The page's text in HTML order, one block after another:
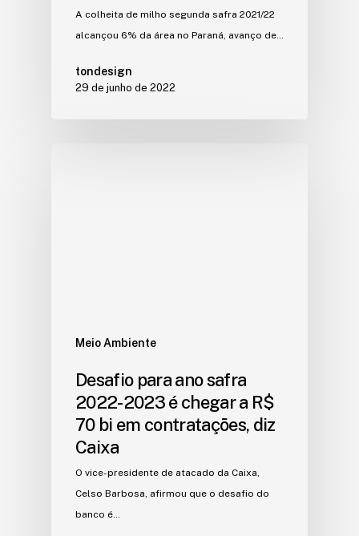
A colheita de milho segunda safra 2021/22
alcançou 6% da área no Paraná, avanço de…
tondesign
29 de junho de 2022
Meio Ambiente
Desafio para ano safra
2022-2023 é chegar a R$
70 bi em contratações, diz
Caixa
O vice-presidente de atacado da Caixa,
Celso Barbosa, afirmou que o desafio do
banco é…